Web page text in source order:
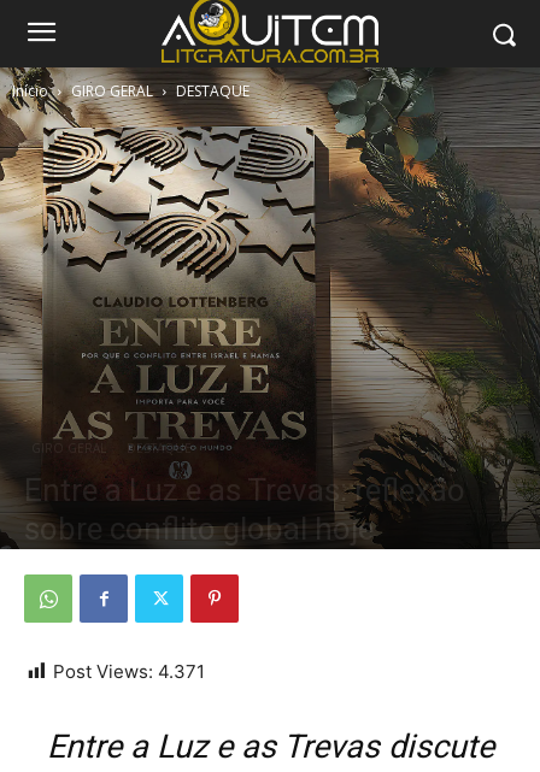
Início GIRO GERAL DESTAQUE
GIRO GERAL DESTAQUE
Entre a Luz e as Trevas: reflexão
sobre conflito global hoje
Post Views: 4.371
Entre a Luz e as Trevas discute